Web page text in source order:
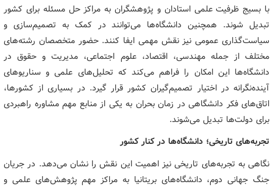
با بسیج ظرفیت علمی استادان و پژوهشگران به مراکز حل مسئله برای کشور
تبدیل شوند. همچنین دانشگاه‌ها می‌توانند در کمک به تصمیم‌سازی و
سیاست‌گذاری عمومی نیز نقش مهمی ایفا کنند. حضور متخصصان رشته‌های
مختلف از جمله مهندسی، اقتصاد، علوم اجتماعی، مدیریت و حقوق در
دانشگاه‌ها این امکان را فراهم می‌کند که تحلیل‌های علمی و سناریوهای
آینده‌نگرانه در اختیار تصمیم‌گیران کشور قرار گیرد. در بسیاری از کشورها،
اتاق‌های فکر دانشگاهی در زمان بحران به یکی از منابع مهم مشاوره راهبردی
برای دولت‌ها تبدیل می‌شوند.
تجربه‌های تاریخی؛ دانشگاه‌ها در کنار کشور
نگاهی به تجربه‌های تاریخی نیز اهمیت این نقش را نشان می‌دهد. در جریان
جنگ جهانی دوم، دانشگاه‌های بریتانیا به مراکز مهم پژوهش‌های علمی و